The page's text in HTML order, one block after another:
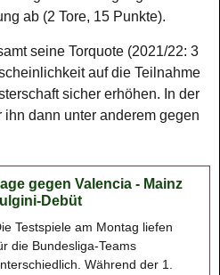
ab (2 Tore, 15 Punkte).
seine Torquote (2021/22: 3
auf die Teilnahme
sicher erhöhen. In der
dann unter anderem gegen
gegen Valencia - Mainz
Debüt
Testspiele am Montag liefen
die Bundesliga-Teams
Während der 1.